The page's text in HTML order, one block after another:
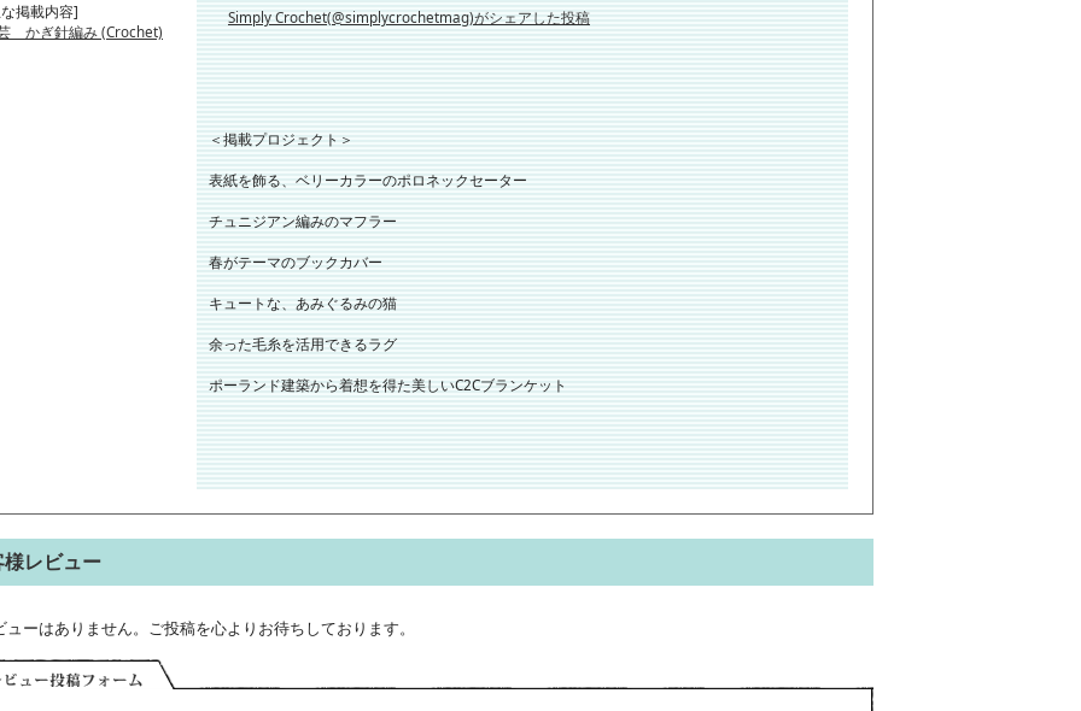
掲載内容]
かぎ針編み (Crochet)
Simply Crochet(@simplycrochetmag)がシェアした投稿
＜掲載プロジェクト＞
表紙を飾る、ベリーカラーのポロネックセーター
チュニジアン編みのマフラー
春がテーマのブックカバー
キュートな、あみぐるみの猫
余った毛糸を活用できるラグ
ポーランド建築から着想を得た美しいC2Cブランケット
レビュー
ューはありません。ご投稿を心よりお待ちしております。